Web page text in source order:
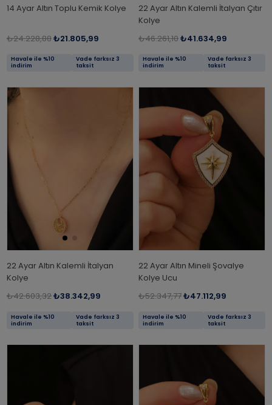
14 Ayar Altın Toplu Kemik Kolye
₺24.228,88₺21.805,99
Havale ile %10
indirim
Vade farksız 3
taksit
22 Ayar Altın Kalemli İtalyan Çıtır
Kolye
₺46.261,10₺41.634,99
Havale ile %10
indirim
Vade farksız 3
taksit
22 Ayar Altın Kalemli İtalyan
Kolye
₺42.603,32₺38.342,99
Havale ile %10
indirim
Vade farksız 3
taksit
22 Ayar Altın Mineli Şovalye
Kolye Ucu
₺52.347,77₺47.112,99
Havale ile %10
indirim
Vade farksız 3
taksit